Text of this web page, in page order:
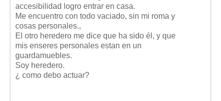
Mis boletines
accesibilidad logro entrar en casa.
Me encuentro con todo vaciado, sin mi roma y
cosas personales.,
El otro heredero me dice que ha sido él, y que
mis enseres personales estan en un
guardamuebles.
Soy heredero.
¿ como debo actuar?